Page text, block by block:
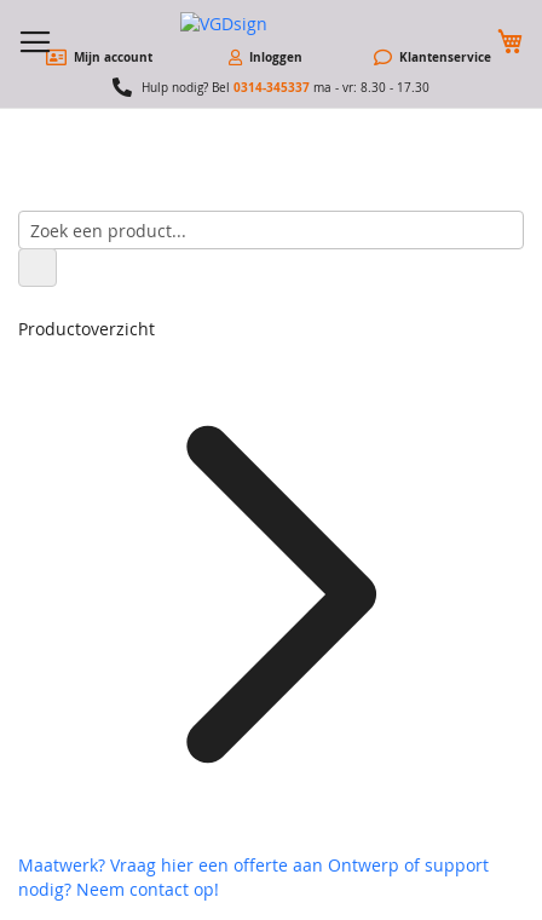
Mijn account Inloggen Klantenservice
Hulp nodig? Bel 0314-345337 ma - vr: 8.30 - 17.30
Productoverzicht
Maatwerk? Vraag hier een offerte aan Ontwerp of support
nodig? Neem contact op!